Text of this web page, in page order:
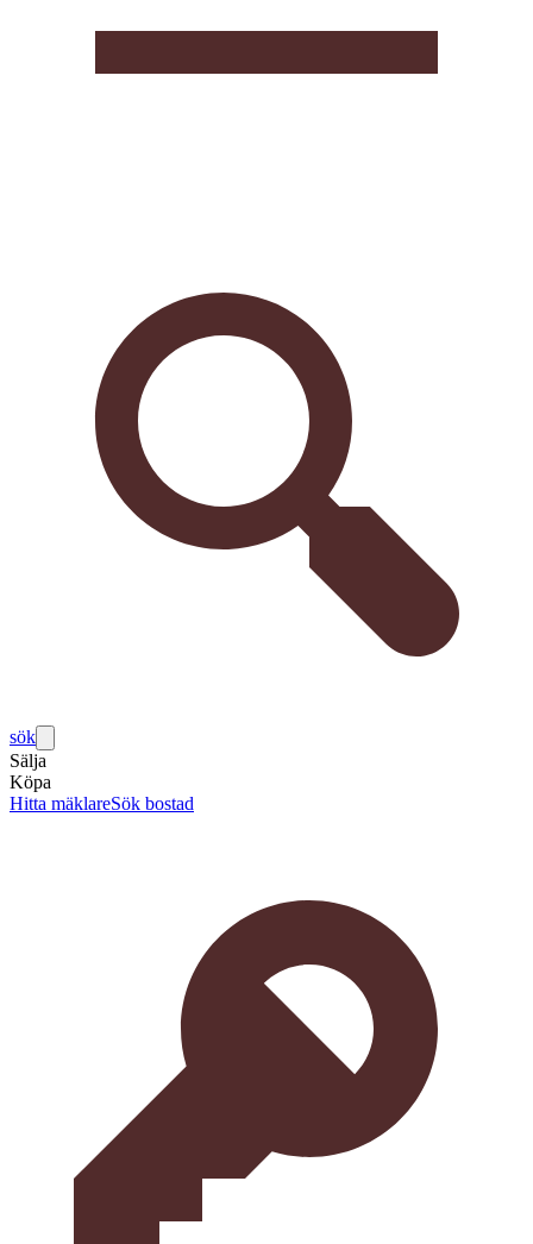
sök
Sälja
Köpa
Hitta mäklareSök bostad